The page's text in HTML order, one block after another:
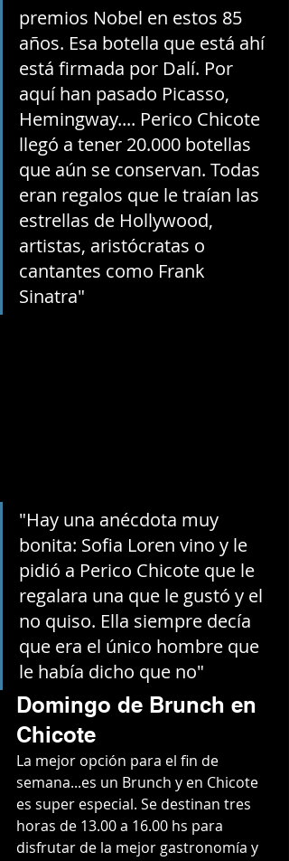
premios Nobel en estos 85
años. Esa botella que está ahí
está firmada por Dalí. Por
aquí han pasado Picasso,
Hemingway.... Perico Chicote
llegó a tener 20.000 botellas
que aún se conservan. Todas
eran regalos que le traían las
estrellas de Hollywood,
artistas, aristócratas o
cantantes como Frank
Sinatra"
"Hay una anécdota muy
bonita: Sofia Loren vino y le
pidió a Perico Chicote que le
regalara una que le gustó y el
no quiso. Ella siempre decía
que era el único hombre que
le había dicho que no"
Domingo de Brunch en
Chicote
La mejor opción para el fin de
semana...es un Brunch y en Chicote
es super especial. Se destinan tres
horas de 13.00 a 16.00 hs para
disfrutar de la mejor gastronomía y